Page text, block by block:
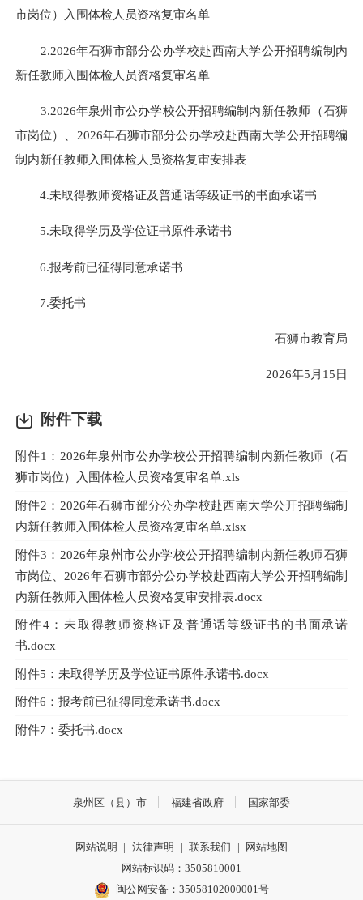
市岗位）入围体检人员资格复审名单
2.2026年石狮市部分公办学校赴西南大学公开招聘编制内
新任教师入围体检人员资格复审名单
3.2026年泉州市公办学校公开招聘编制内新任教师（石狮
市岗位）、2026年石狮市部分公办学校赴西南大学公开招聘编
制内新任教师入围体检人员资格复审安排表
4.未取得教师资格证及普通话等级证书的书面承诺书
5.未取得学历及学位证书原件承诺书
6.报考前已征得同意承诺书
7.委托书
石狮市教育局
2026年5月15日
附件下载
附件1：2026年泉州市公办学校公开招聘编制内新任教师（石
狮市岗位）入围体检人员资格复审名单.xls
附件2：2026年石狮市部分公办学校赴西南大学公开招聘编制
内新任教师入围体检人员资格复审名单.xlsx
附件3：2026年泉州市公办学校公开招聘编制内新任教师石狮
市岗位、2026年石狮市部分公办学校赴西南大学公开招聘编制
内新任教师入围体检人员资格复审安排表.docx
附件4：未取得教师资格证及普通话等级证书的书面承诺
书.docx
附件5：未取得学历及学位证书原件承诺书.docx
附件6：报考前已征得同意承诺书.docx
附件7：委托书.docx
泉州区（县）市 福建省政府 国家部委
网站说明 | 法律声明 | 联系我们 |
网站地图
网站标识码：3505810001
闽公网安备：35058102000001号